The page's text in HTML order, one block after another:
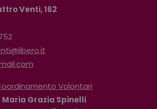
Venti, 162
Volontari
Maria Grazia Spinelli